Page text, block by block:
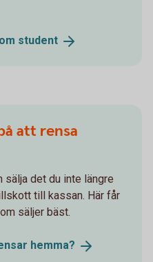
student
att rensa
sälja det du inte längre
till kassan. Här får
säljer bäst.
hemma?